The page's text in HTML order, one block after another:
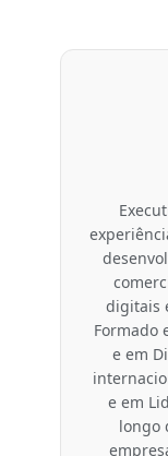
digitais
Formado
e em
e em
longo